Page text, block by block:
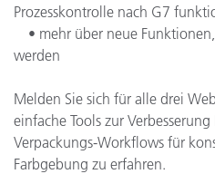
Prozesskontrolle nach G7
• mehr über neue
werden
Melden Sie sich für alle drei
einfache Tools zur
Verpackungs-Workflows für
Farbgebung zu erfahren.